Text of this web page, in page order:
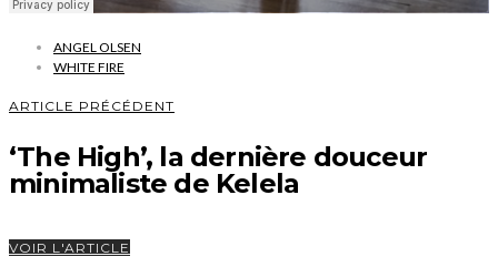
ANGEL OLSEN
WHITE FIRE
ARTICLE PRÉCÉDENT
‘The High’, la dernière douceur
minimaliste de Kelela
VOIR L'ARTICLE